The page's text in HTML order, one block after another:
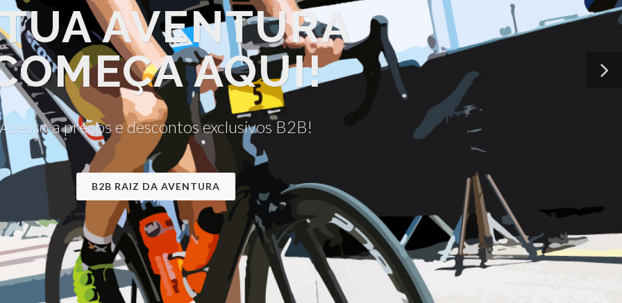
AVENTURA
AQUI!
a preços e descontos exclusivos B2B!
B2B RAIZ DA AVENTURA